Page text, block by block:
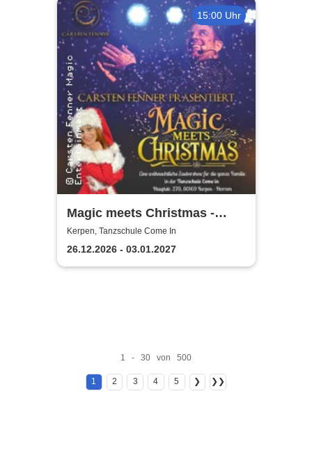
15:00 Uhr
Magic meets Christmas -
Tanzschule Come In
Kerpen, Tanzschule Come In
26.12.2026 - 03.01.2027
1 - 30 von 500
1 2 3 4 5 ❯ ❯❯